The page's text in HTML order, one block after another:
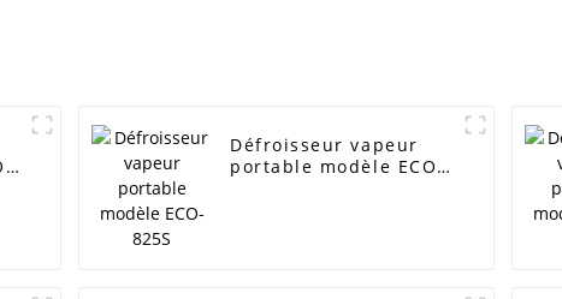
Défroisseur vapeur
portable modèle ECO-